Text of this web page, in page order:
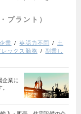
プラント）
業 英語力不問
土
レックス勤務
副業し
企業に